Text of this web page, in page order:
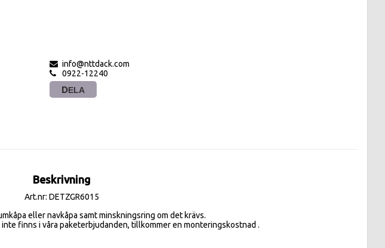
info@nttdack.com
0922-12240
DELA
Beskrivning
Art.nr: DETZGR6015
eller navkåpa samt minskningsring om det krävs.
finns i våra paketerbjudanden, tillkommer en monteringskostnad .